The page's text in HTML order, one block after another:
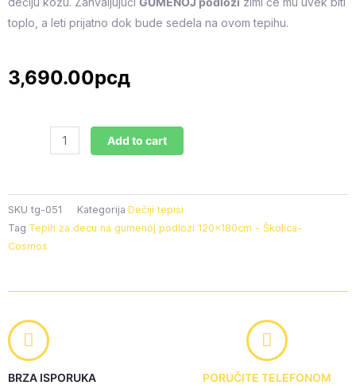
toplo, a leti prijatno dok bude sedela na ovom tepihu.
3,690.00рсд
gumenoj
podlozi
120x180cm
Školica-
TG-
051
quantity
Add to cart
SKU tg-051 Kategorija Dečiji tepisi
Tag Tepih za decu na gumenoj podlozi 120x180cm - Školica-
Cosmos
BRZA ISPORUKA
PORUČITE TELEFONOM